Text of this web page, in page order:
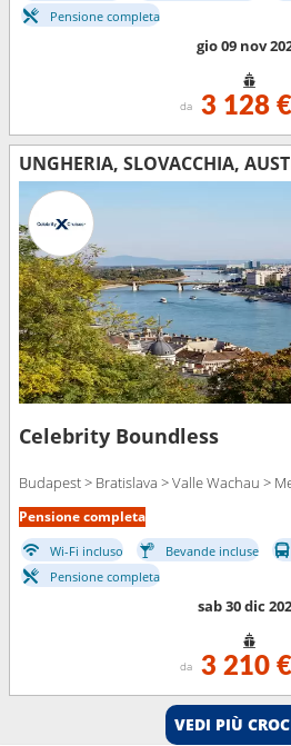
Pensione completa
gio 09 nov
da 3 128 €
UNGHERIA, SLOVACCHIA,
Celebrity Boundless
Budapest > Bratislava > Valle Wachau >
Pensione completa
Wi-Fi incluso Bevande incluse
Pensione completa
sab 30 dic
da 3 210 €
VEDI PIÙ